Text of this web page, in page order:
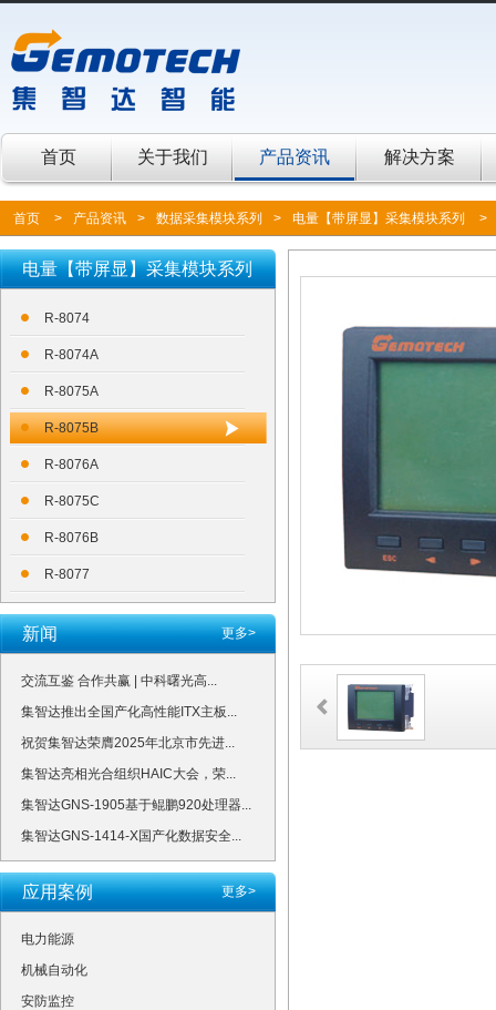
首页 关于我们 产品资讯 解决方案
首页 > 产品资讯 > 数据采集模块系列 > 电量【带屏显】采集模块系列 >
电量【带屏显】采集模块系列
R-8074
R-8074A
R-8075A
R-8075B
R-8076A
R-8075C
R-8076B
R-8077
更多>
新闻
交流互鉴 合作共赢 | 中科曙光高...
集智达推出全国产化高性能ITX主板...
祝贺集智达荣膺2025年北京市先进...
集智达亮相光合组织HAIC大会，荣...
集智达GNS-1905基于鲲鹏920处理器...
集智达GNS-1414-X国产化数据安全...
更多>
应用案例
电力能源
机械自动化
安防监控